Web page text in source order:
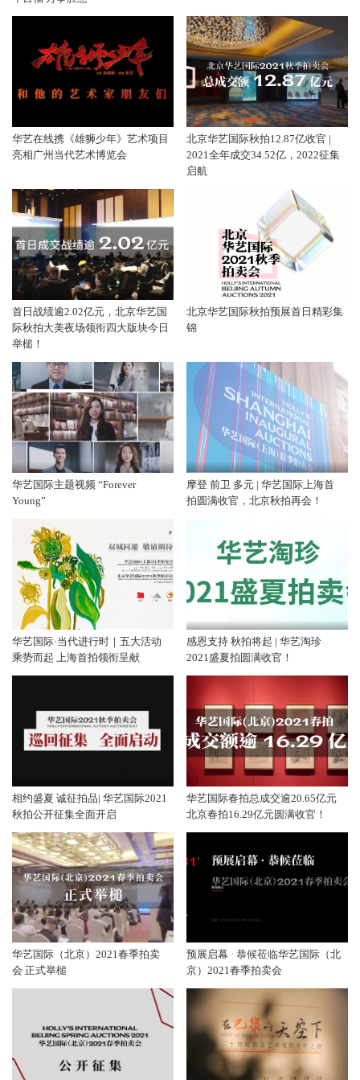
华艺在线携《雄狮少年》艺术项目
亮相广州当代艺术博览会
北京华艺国际秋拍12.87亿收官 |
2021全年成交34.52亿，2022征集
启航
首日战绩逾2.02亿元，北京华艺国
际秋拍大美夜场领衔四大版块今日
举槌！
北京华艺国际秋拍预展首日精彩集
锦
华艺国际主题视频 “Forever
Young”
摩登 前卫 多元 | 华艺国际上海首
拍圆满收官，北京秋拍再会！
华艺国际·当代进行时｜五大活动
乘势而起 上海首拍领衔呈献
感恩支持 秋拍将起 | 华艺淘珍
2021盛夏拍圆满收官！
相约盛夏 诚征拍品| 华艺国际2021
秋拍公开征集全面开启
华艺国际春拍总成交逾20.65亿元
北京春拍16.29亿元圆满收官！
华艺国际（北京）2021春季拍卖
会 正式举槌
预展启幕 · 恭候莅临华艺国际（北
京）2021春季拍卖会